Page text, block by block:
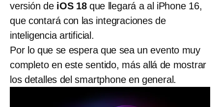
versión de iOS 18que llegará a al iPhone 16,
que contará con las integraciones de
inteligencia artificial.
Por lo que se espera que sea un evento muy
completo en este sentido, más allá de mostrar
los detalles del smartphone en general.